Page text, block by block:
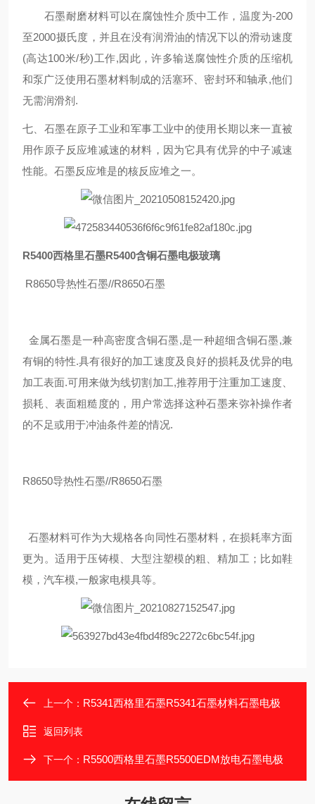
石墨耐磨材料可以在腐蚀性介质中工作，温度为-200
至2000摄氏度，并且在没有润滑油的情况下以的滑动速度
(高达100米/秒)工作,因此，许多输送腐蚀性介质的压缩机
和泵广泛使用石墨材料制成的活塞环、密封环和轴承,他们
无需润滑剂.
七、石墨在原子工业和军事工业中的使用长期以来一直被
用作原子反应堆减速的材料，因为它具有优异的中子减速
性能。石墨反应堆是的核反应堆之一。
R5400西格里石墨R5400含铜石墨电极玻璃
R8650导热性石墨//R8650石墨
金属石墨是一种高密度含铜石墨,是一种超细含铜石墨,兼
有铜的特性.具有很好的加工速度及良好的损耗及优异的电
加工表面.可用来做为线切割加工,推荐用于注重加工速度、
损耗、表面粗糙度的，用户常选择这种石墨来弥补操作者
的不足或用于冲油条件差的情况.
R8650导热性石墨//R8650石墨
石墨材料可作为大规格各向同性石墨材料，在损耗率方面
更为。适用于压铸模、大型注塑模的粗、精加工；比如鞋
模，汽车模,一般家电模具等。
上一个： R5341西格里石墨R5341石墨材料石墨电极
返回列表
下一个： R5500西格里石墨R5500EDM放电石墨电极